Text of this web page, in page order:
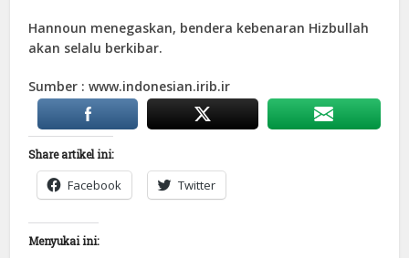
Hannoun menegaskan, bendera kebenaran Hizbullah
akan selalu berkibar.
Sumber : www.indonesian.irib.ir
Share artikel ini:
Facebook Twitter
Menyukai ini: